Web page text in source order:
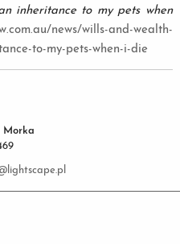
inheritance to my pets when
news/wills-and-wealth-
to-my-pets-when-i-die
Morka